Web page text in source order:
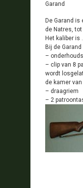
Garand
De Garand
de Natres,
Het kaliber
Bij de
–
– clip van 8
wordt
de kamer
– draagriem
– 2